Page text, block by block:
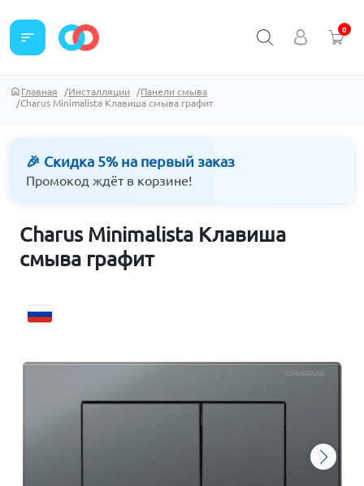
sort 0
Главная Инсталляции
Панели смыва
Charus Minimalista Клавиша смыва графит
🎉 Скидка 5% на первый заказ
Промокод ждёт в корзине!
Charus Minimalista Клавиша
смыва графит